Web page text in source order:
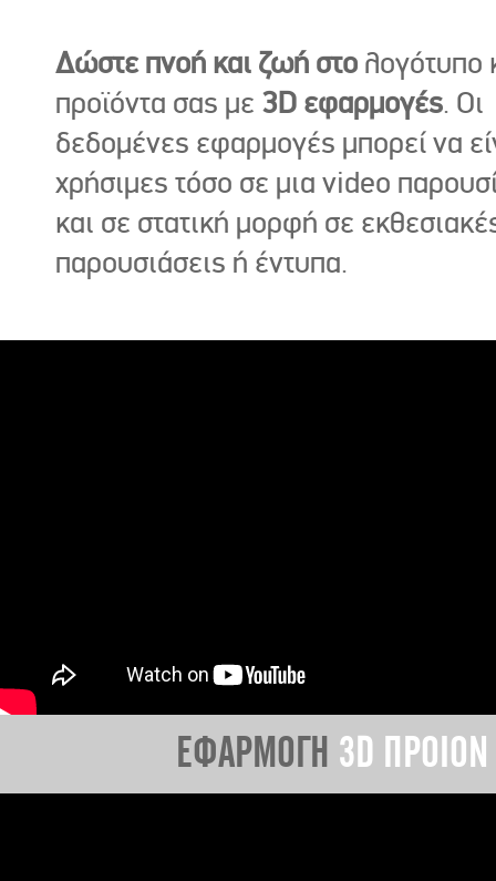
Δώστε πνοή και ζωή στο λογότυπο
προϊόντα σας με 3D εφαρμογές. Οι
δεδομένες εφαρμογές μπορεί να
χρήσιμες τόσο σε μια video
και σε στατική μορφή σε
παρουσιάσεις ή έντυπα.
ΕΦΑΡΜΟΓΗ 3D ΠΡΟΙΟΝ